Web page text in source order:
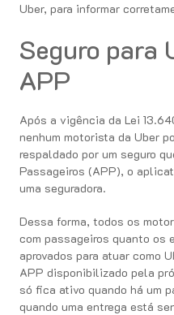
Uber, para informar
Seguro para
APP
Após a vigência da Lei
nenhum motorista da Uber
respaldado por um seguro
Passageiros (APP), o
uma seguradora.
Dessa forma, todos os
com passageiros quanto os
aprovados para atuar como
APP disponibilizado pela
só fica ativo quando há um
quando uma entrega está